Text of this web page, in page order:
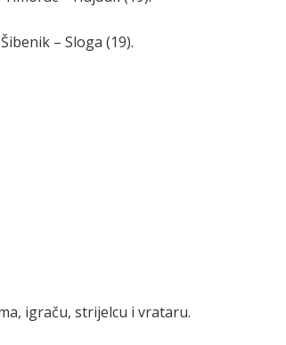
– Sloga (19).
igraču, strijelcu i vrataru.